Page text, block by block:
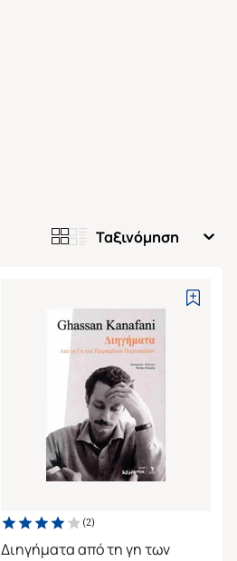
Ταξινόμηση
(2)
Διηγήματα από τη γη των